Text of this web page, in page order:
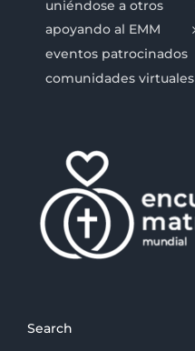
uniéndose a otros
apoyando al EMM
eventos patrocinados
comunidades virtuales
Search